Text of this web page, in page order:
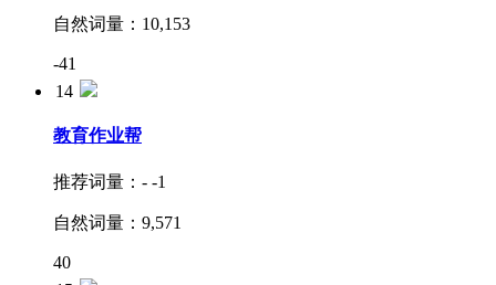
自然词量： 10,153
-41
14
教育作业帮
推荐词量： - -1
自然词量： 9,571
40